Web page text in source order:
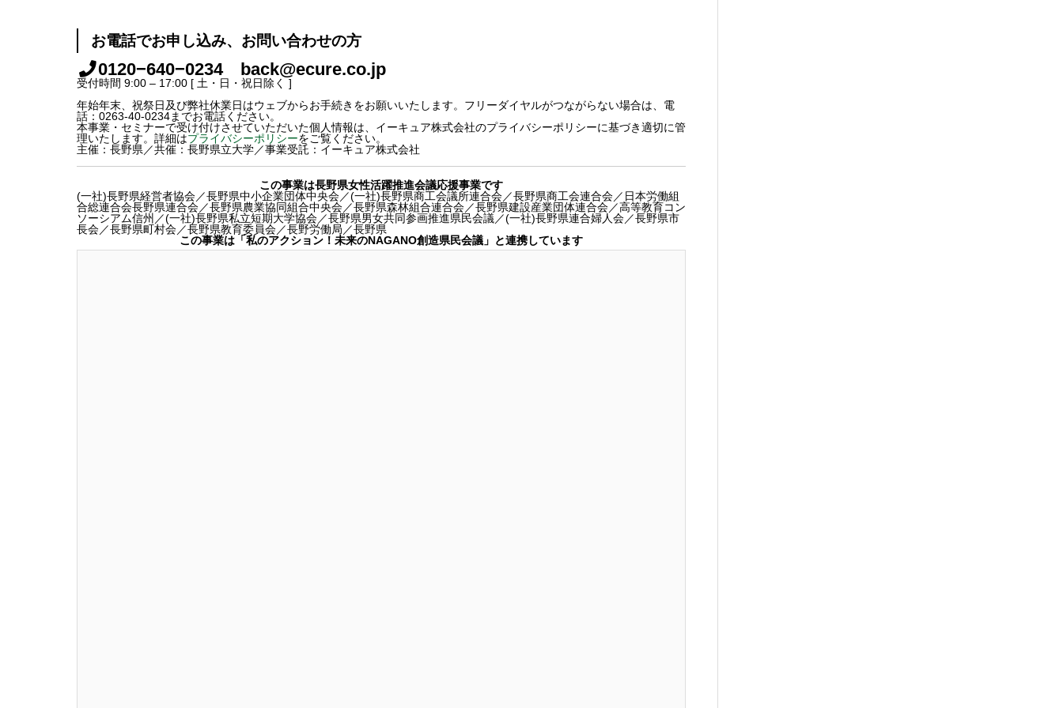
お電話でお申し込み、お問い合わせの方
0120−640−0234 back@ecure.co.jp
受付時間 9:00 – 17:00 [ 土・日・祝日除く ]
年始年末、祝祭日及び弊社休業日はウェブからお手続きをお願いいたします。フリーダイヤルがつながらない場合は、電
話：0263-40-0234までお電話ください。
本事業・セミナーで受け付けさせていただいた個人情報は、イーキュア株式会社のプライバシーポリシーに基づき適切に管
理いたします。詳細はプライバシーポリシーをご覧ください。
主催：長野県／共催：長野県立大学／事業受託：イーキュア株式会社
この事業は長野県女性活躍推進会議応援事業です
(一社)長野県経営者協会／長野県中小企業団体中央会／(一社)長野県商工会議所連合会／長野県商工会連合会／日本労働組
合総連合会長野県連合会／長野県農業協同組合中央会／長野県森林組合連合会／長野県建設産業団体連合会／高等教育コン
ソーシアム信州／(一社)長野県私立短期大学協会／長野県男女共同参画推進県民会議／(一社)長野県連合婦人会／長野県市
長会／長野県町村会／長野県教育委員会／長野労働局／長野県
この事業は「私のアクション！未来のNAGANO創造県民会議」と連携しています